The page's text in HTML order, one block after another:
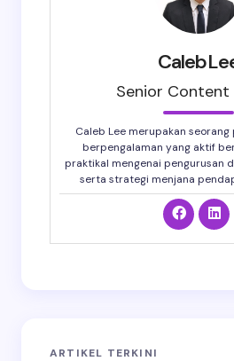
Senior
Caleb Lee merupakan seorang
berpengalaman yang aktif
praktikal mengenai pengurusan
serta strategi menjana
ARTIKEL TERKINI